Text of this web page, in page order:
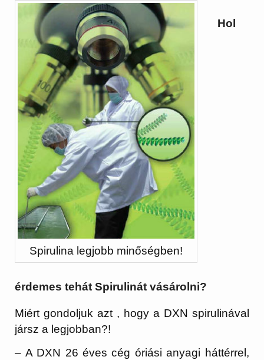
Spirulina legjobb minőségben!
Hol
érdemes tehát Spirulinát vásárolni?
Miért gondoljuk azt , hogy a DXN spirulinával
jársz a legjobban?!
– A DXN 26 éves cég óriási anyagi háttérrel,